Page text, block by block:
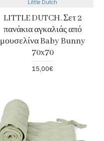
Little Dutch
LITTLE DUTCH. Σετ 2
πανάκια αγκαλιάς από
μουσελίνα Baby Bunny
70x70
15,00€